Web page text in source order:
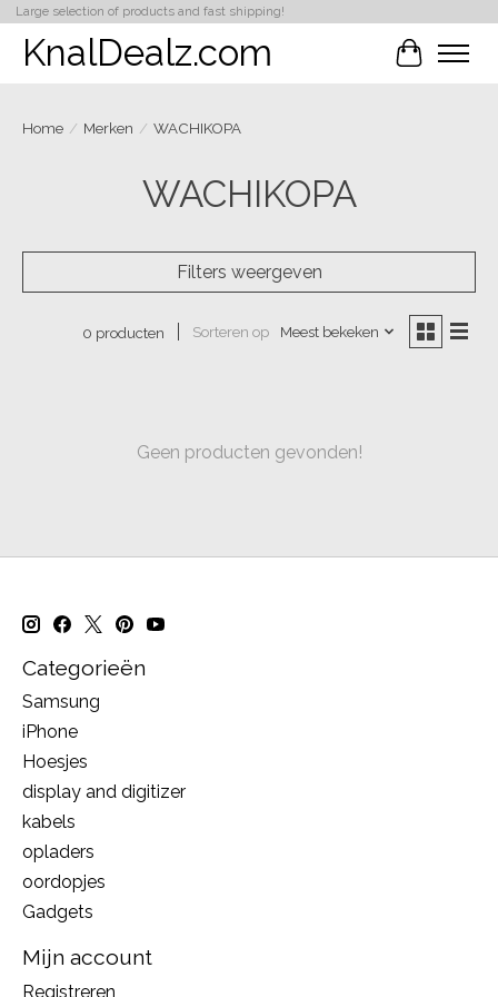
Large selection of products and fast shipping!
KnalDealz.com
Home / Merken / WACHIKOPA
WACHIKOPA
Filters weergeven
0 producten Sorteren op Meest bekeken
Geen producten gevonden!
Categorieën
Samsung
iPhone
Hoesjes
display and digitizer
kabels
opladers
oordopjes
Gadgets
Mijn account
Registreren